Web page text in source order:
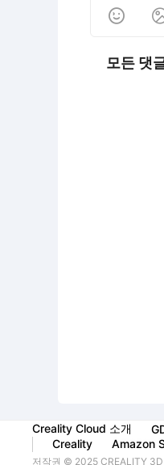

모든 댓
Creality Cloud 소개
Creality
Amazon
저작권 © 2025 CREALITY